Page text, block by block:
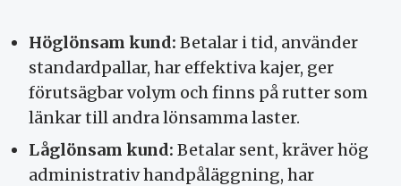
Höglönsam kund: Betalar i tid, använder
standardpallar, har effektiva kajer, ger
förutsägbar volym och finns på rutter som
länkar till andra lönsamma laster.
Låglönsam kund: Betalar sent, kräver hög
administrativ handpåläggning, har